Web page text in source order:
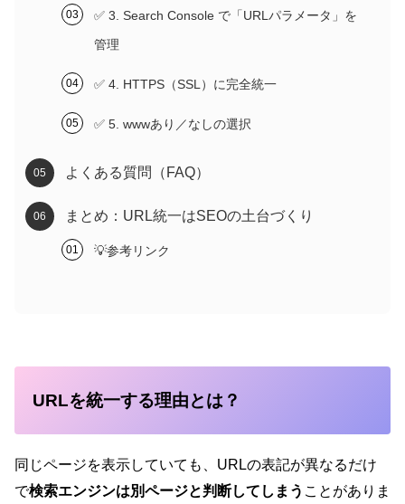
✅ 3. Search Console で「URLパラメータ」を
管理
✅ 4. HTTPS（SSL）に完全統一
✅ 5. wwwあり／なしの選択
よくある質問（FAQ）
まとめ：URL統一はSEOの土台づくり
💡参考リンク
URLを統一する理由とは？
同じページを表示していても、URLの表記が異なるだけ
で検索エンジンは別ページと判断してしまう ことがありま